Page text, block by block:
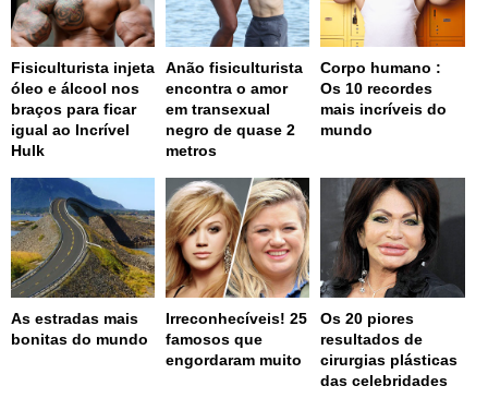
Fisiculturista injeta
óleo e álcool nos
braços para ficar
igual ao Incrível
Hulk
Anão fisiculturista
encontra o amor
em transexual
negro de quase 2
metros
Corpo humano :
Os 10 recordes
mais incríveis do
mundo
As estradas mais
bonitas do mundo
Irreconhecíveis! 25
famosos que
engordaram muito
Os 20 piores
resultados de
cirurgias plásticas
das celebridades